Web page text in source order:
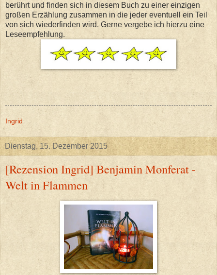
berührt und finden sich in diesem Buch zu einer einzigen
großen Erzählung zusammen in die jeder eventuell ein Teil
von sich wiederfinden wird. Gerne vergebe ich hierzu eine
Leseempfehlung.
Ingrid
Dienstag, 15. Dezember 2015
[Rezension Ingrid] Benjamin Monferat -
Welt in Flammen